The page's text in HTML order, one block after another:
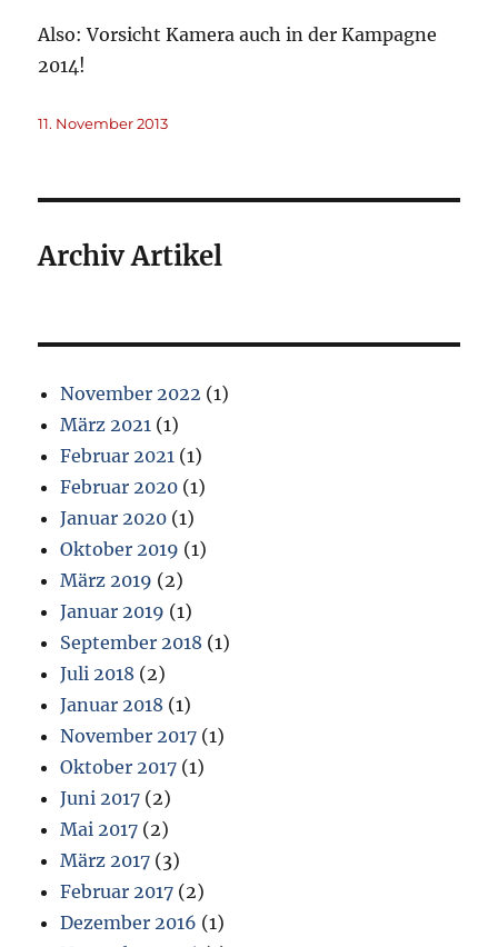
Also: Vorsicht Kamera auch in der Kampagne
2014!
Veröffentlicht
11. November 2013
Archiv Artikel
November 2022 (1)
März 2021 (1)
Februar 2021 (1)
Februar 2020 (1)
Januar 2020 (1)
Oktober 2019 (1)
März 2019 (2)
Januar 2019 (1)
September 2018 (1)
Juli 2018 (2)
Januar 2018 (1)
November 2017 (1)
Oktober 2017 (1)
Juni 2017 (2)
Mai 2017 (2)
März 2017 (3)
Februar 2017 (2)
Dezember 2016 (1)